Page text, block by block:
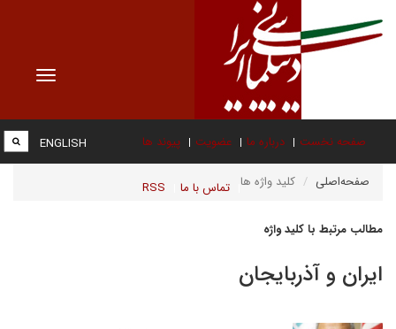
Toggle
صفحه نخست درباره ما عضویت پیوند ها
تماس با ما RSS
ENGLISH
صفحه‌اصلی کلید واژه ها
مطالب مرتبط با کلید واژه
ایران و آذربایجان